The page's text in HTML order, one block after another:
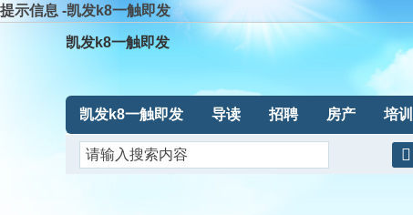
提示信息 -凯发k8一触即发
凯发k8一触即发
凯发k8一触即发 导读 招聘 房产 培训